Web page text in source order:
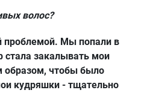
волос?
проблемой. Мы попали в
стала закалывать мои
чтобы было
кудряшки - тщательно